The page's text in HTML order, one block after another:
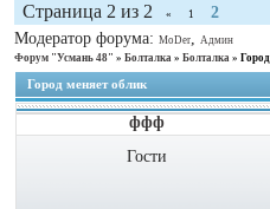
Страница 2 из 2 « 1
2
Модератор форума: MoDer, Админ
Форум "Усмань 48" » Болталка » Болталка »
Город меняет облик
ффф
Гости